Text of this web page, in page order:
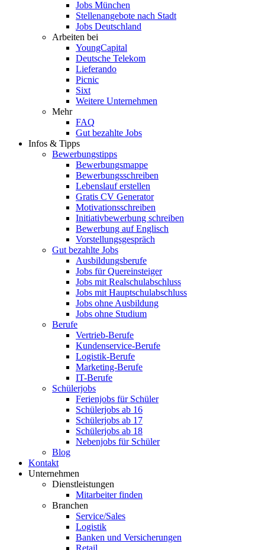
Jobs München
Stellenangebote nach Stadt
Jobs Deutschland
Arbeiten bei
YoungCapital
Deutsche Telekom
Lieferando
Picnic
Sixt
Weitere Unternehmen
Mehr
FAQ
Gut bezahlte Jobs
Infos & Tipps
Bewerbungstipps
Bewerbungsmappe
Bewerbungsschreiben
Lebenslauf erstellen
Gratis CV Generator
Motivationsschreiben
Initiativbewerbung schreiben
Bewerbung auf Englisch
Vorstellungsgespräch
Gut bezahlte Jobs
Ausbildungsberufe
Jobs für Quereinsteiger
Jobs mit Realschulabschluss
Jobs mit Hauptschulabschluss
Jobs ohne Ausbildung
Jobs ohne Studium
Berufe
Vertrieb-Berufe
Kundenservice-Berufe
Logistik-Berufe
Marketing-Berufe
IT-Berufe
Schülerjobs
Ferienjobs für Schüler
Schülerjobs ab 16
Schülerjobs ab 17
Schülerjobs ab 18
Nebenjobs für Schüler
Blog
Kontakt
Unternehmen
Dienstleistungen
Mitarbeiter finden
Branchen
Service/Sales
Logistik
Banken und Versicherungen
Retail